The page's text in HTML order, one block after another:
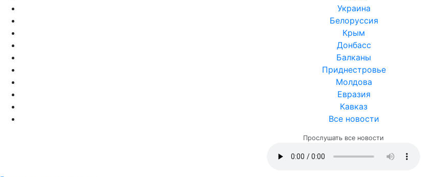
Украина
Белоруссия
Крым
Донбасс
Балканы
Приднестровье
Молдова
Евразия
Кавказ
Все новости
Прослушать все новости